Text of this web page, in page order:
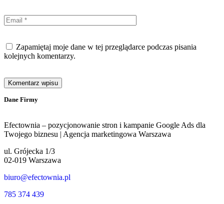
Zapamiętaj moje dane w tej przeglądarce podczas pisania
kolejnych komentarzy.
Dane Firmy
Efectownia – pozycjonowanie stron i kampanie Google Ads dla
Twojego biznesu | Agencja marketingowa Warszawa
ul. Grójecka 1/3
02-019 Warszawa
biuro@efectownia.pl
785 374 439